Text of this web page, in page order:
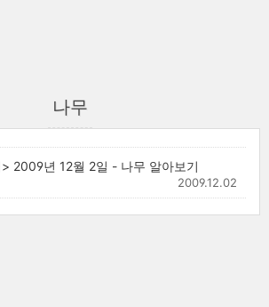
나무
2009년 12월 2일 - 나무 알아보기
2009.12.02